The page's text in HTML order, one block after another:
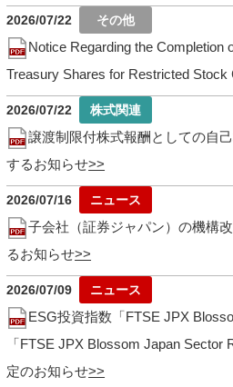
2026/07/22
Notice Regarding the Completion
Treasury Shares for Restricted Stock
2026/07/22
譲渡制限付株式報酬としての自
するお知らせ
2026/07/16
子会社（証券ジャパン）の機構
るお知らせ
2026/07/09
ESG投資指数「FTSE JPX
「FTSE JPX Blossom Japan Sector
定のお知らせ